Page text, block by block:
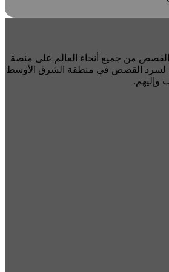
من جميع أنحاء العالم على منصة
لسرد القصص في منطقة الشرق الأوسط
وإليهم.